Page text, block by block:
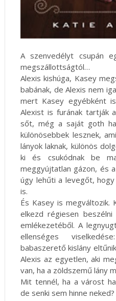
A szenvedélyt csupán
megszállottságtól…
Alexis kishúga, Kasey
babának, de Alexis nem
mert Kasey egyébként
Alexist is furának tartják
sőt, még a saját goth
különösebbek lesznek,
lányok laknak, különös
ki és csukódnak be
meggyújtatlan gázon, és
úgy lehűti a levegőt,
is.
És Kasey is megváltozik.
elkezd régiesen
emlékezetéből. A
ellenséges
babaszerető kislány
Alexis az egyetlen, aki
van, ha a zöldszemű lány
Mit tennél, ha a várost
de senki sem hinne neked?